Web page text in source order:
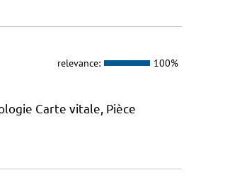
relevance: 100%
Carte vitale, Pièce